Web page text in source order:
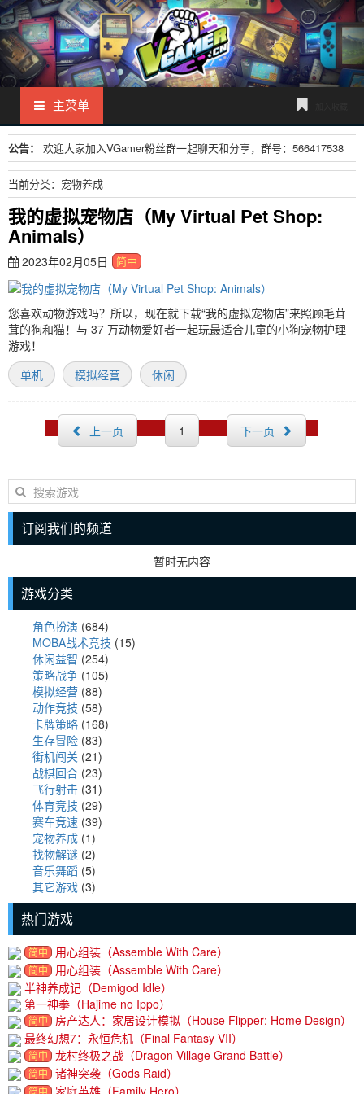
主菜单
公告： 欢迎大家加入VGamer粉丝群一起聊天和分享，群号：566417538
当前分类：宠物养成
我的虚拟宠物店（My Virtual Pet Shop:
Animals）
2023年02月05日 简中
您喜欢动物游戏吗？所以，现在就下载“我的虚拟宠物店”来照顾毛茸
茸的狗和猫！与 37 万动物爱好者一起玩最适合儿童的小狗宠物护理
游戏！
单机
模拟经营 休闲
上一页 1 下一页
订阅我们的频道
暂时无内容
游戏分类
角色扮演 (684)
MOBA战术竞技 (15)
休闲益智 (254)
策略战争 (105)
模拟经营 (88)
动作竞技 (58)
卡牌策略 (168)
生存冒险 (83)
街机闯关 (21)
战棋回合 (23)
飞行射击 (31)
体育竞技 (29)
赛车竞速 (39)
宠物养成 (1)
找物解谜 (2)
音乐舞蹈 (5)
其它游戏 (3)
热门游戏
简中 用心组装（Assemble With Care）
简中
用心组装（Assemble With Care）
半神养成记（Demigod Idle）
第一神拳（Hajime no Ippo）
简中
房产达人：家居设计模拟（House Flipper: Home Design）
最终幻想7：永恒危机（Final Fantasy VII）
简中 龙村终极之战（Dragon Village Grand Battle）
简中 诸神突袭（Gods Raid）
简中 家庭英雄（Family Hero）